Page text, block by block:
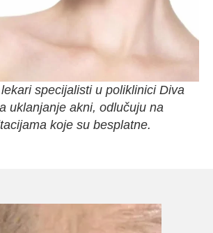
specijalisti u poliklinici Diva
uklanjanje akni, odlučuju na
koje su besplatne.